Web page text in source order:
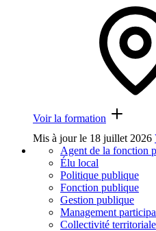
Voir la formation
Mis à jour le 18 juillet 2026
Agent de la fonction
Élu local
Politique publique
Fonction publique
Gestion publique
Management
Collectivité territoriale